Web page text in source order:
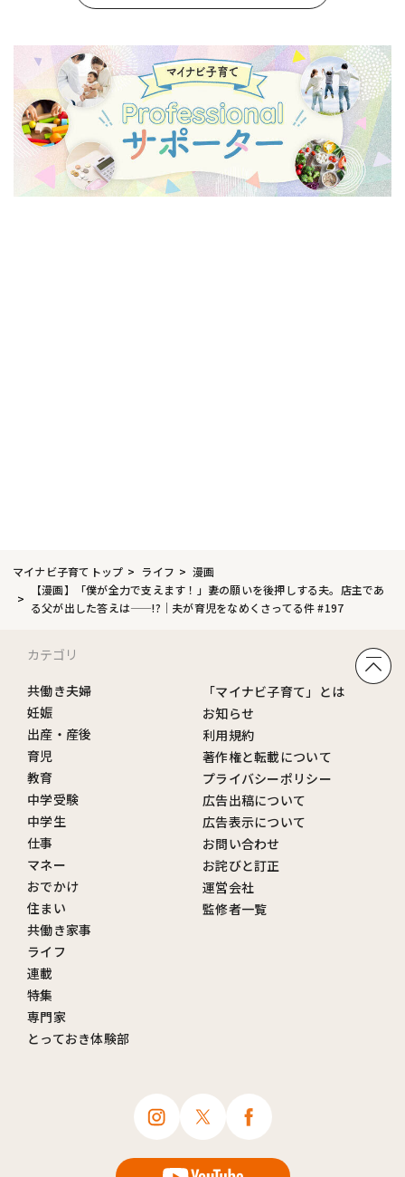
マイナビ子育てトップ ライフ
漫画
【漫画】「僕が全力で支えます！」妻の願いを後押しする夫。店主であ
る父が出した答えは——!?｜夫が育児をなめくさってる件 #197
カテゴリ
共働き夫婦
妊娠
出産・産後
育児
教育
中学受験
中学生
仕事
マネー
おでかけ
住まい
共働き家事
ライフ
連載
特集
専門家
とっておき体験部
「マイナビ子育て」とは
お知らせ
利用規約
著作権と転載について
プライバシーポリシー
広告出稿について
広告表示について
お問い合わせ
お詫びと訂正
運営会社
監修者一覧